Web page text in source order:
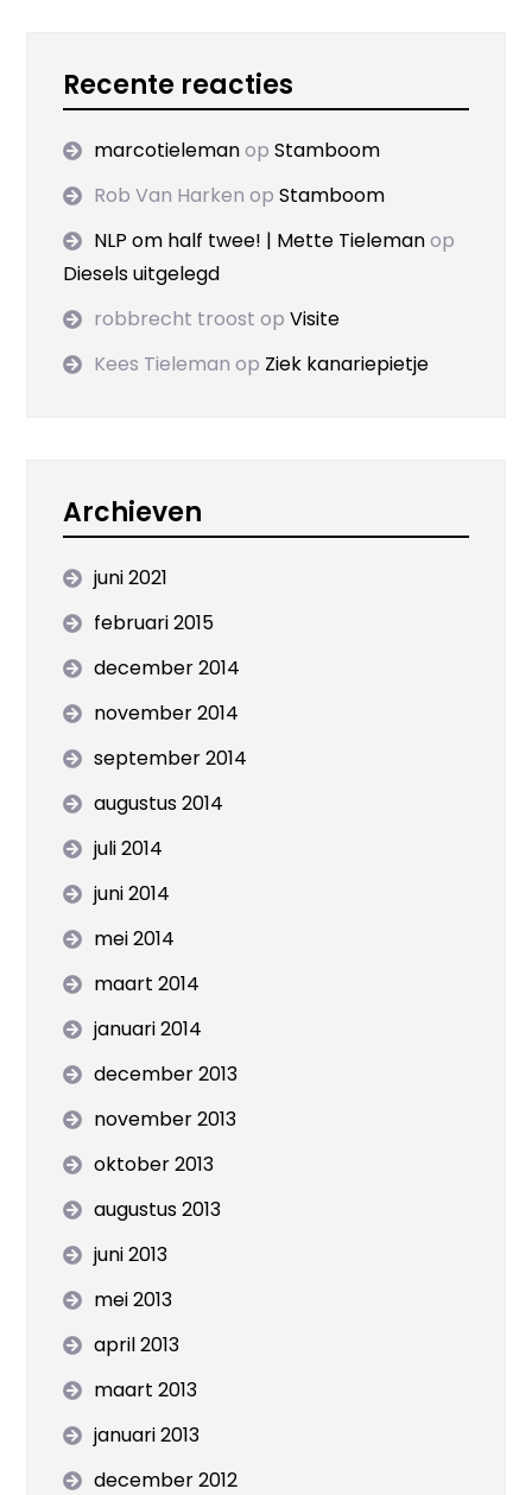
Recente reacties
marcotielemanopStamboom
Rob Van Harken opStamboom
NLP om half twee! | Mette Tielemanop
Diesels uitgelegd
robbrecht troost opVisite
Kees Tieleman op Ziek kanariepietje
Archieven
juni 2021
februari 2015
december 2014
november 2014
september 2014
augustus 2014
juli 2014
juni 2014
mei 2014
maart 2014
januari 2014
december 2013
november 2013
oktober 2013
augustus 2013
juni 2013
mei 2013
april 2013
maart 2013
januari 2013
december 2012